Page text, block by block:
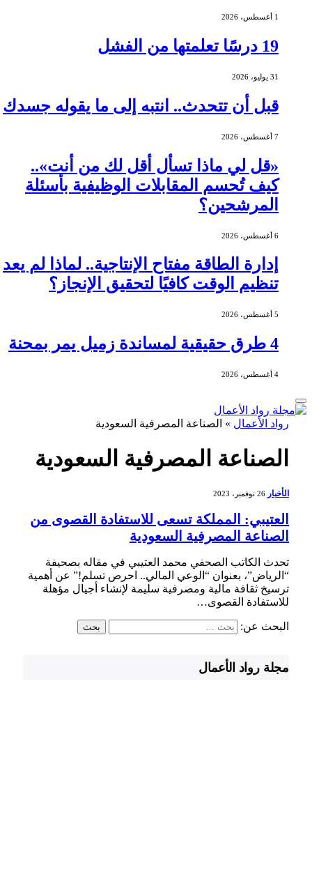
1 أغسطس، 2026
19 درسًا تعلمتها من الفشل
31 يوليو، 2026
قبل أن تتحدث.. انتبه إلى ما يقوله جسدك
7 أغسطس، 2026
«قل لي ماذا تسأل أقل لك من أنت»..
كيف تُحسم المقابلات الوظيفية بأسئلة
المرشحين؟
6 أغسطس، 2026
إدارة الطاقة مفتاح الإنتاجية.. لماذا لم يعد
تنظيم الوقت كافيًا لتحقيق الإنجاز؟
5 أغسطس، 2026
4 طرق حقيقية لمساندة زميل يمر بمحنة
4 أغسطس، 2026
رواد الأعمال» الصناعة المصرفية السعودية
الصناعة المصرفية السعودية
الأخبار 26 نوفمبر، 2023
العتيبي: المملكة تسعى للاستفادة القصوى من
الصناعة المصرفية السعودية
تحدث الكاتب الصحفي محمد العتيبي في مقاله بصحيفة
“الرياض”، بعنوان “الوعي المالي.. احرص تسلم!” عن أهمية
ترسيخ ثقافة مالية ومصرفية سليمة لإنشاء أجيال مؤهلة
للاستفادة القصوى…
البحث عن:
مجلة رواد الأعمال